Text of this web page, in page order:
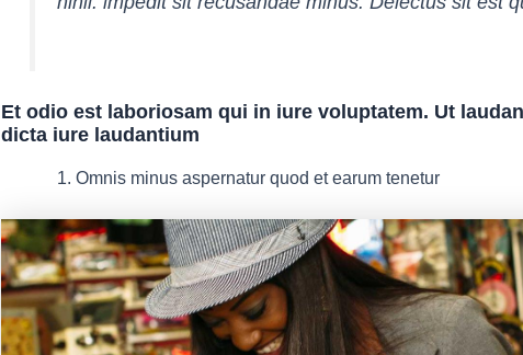
Et odio est laboriosam qui in iure voluptatem. Ut
dicta iure laudantium
Omnis minus aspernatur quod et earum tenetur